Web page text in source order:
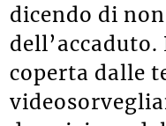
dicendo di
dell’accaduto.
coperta dalle